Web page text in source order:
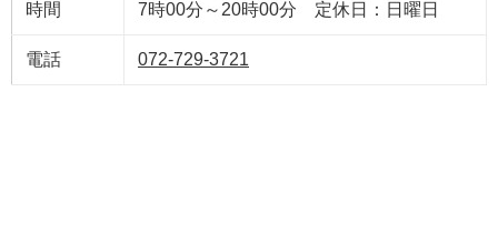
時間 7時00分～20時00分 定休日：日曜日
電話 072-729-3721